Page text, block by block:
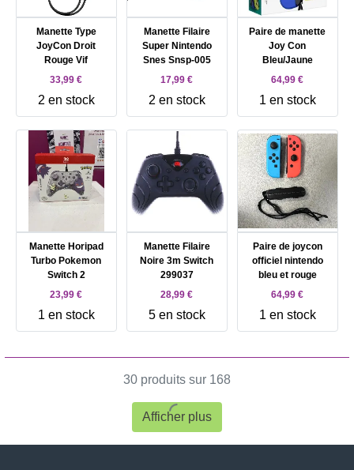
Manette Type
JoyCon Droit
Rouge Vif
33,99 €
2 en stock
Manette Filaire
Super Nintendo
Snes Snsp-005
17,99 €
2 en stock
Paire de manette
Joy Con
Bleu/Jaune
64,99 €
1 en stock
Manette Horipad
Turbo Pokemon
Switch 2
23,99 €
1 en stock
Manette Filaire
Noire 3m Switch
299037
28,99 €
5 en stock
Paire de joycon
officiel nintendo
bleu et rouge
64,99 €
1 en stock
30 produits sur 168
Afficher plus